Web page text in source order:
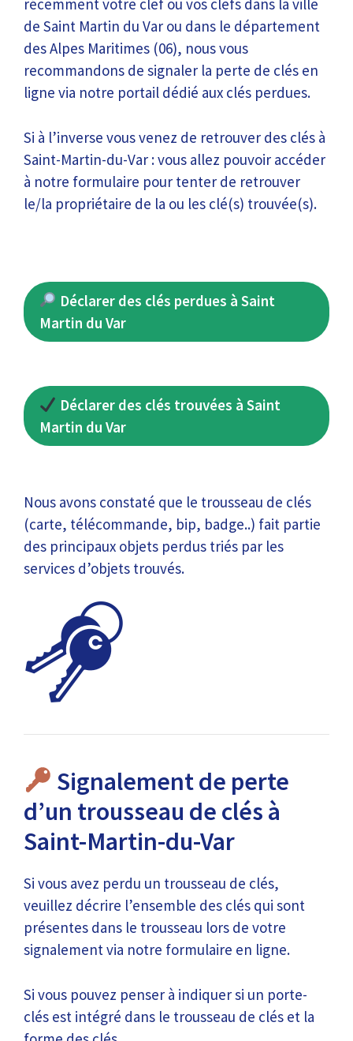
récemment votre clef ou vos clefs dans la ville
de Saint Martin du Var ou dans le département
des Alpes Maritimes (06), nous vous
recommandons de signaler la perte de clés en
ligne via notre portail dédié aux clés perdues.
Si à l’inverse vous venez de retrouver des clés à
Saint-Martin-du-Var : vous allez pouvoir accéder
à notre formulaire pour tenter de retrouver
le/la propriétaire de la ou les clé(s) trouvée(s).
Déclarer des clés perdues à Saint
Martin du Var
Déclarer des clés trouvées à Saint
Martin du Var
Nous avons constaté que le trousseau de clés
(carte, télécommande, bip, badge..) fait partie
des principaux objets perdus triés par les
services d’objets trouvés.
Signalement de perte
d’un trousseau de clés à
Saint-Martin-du-Var
Si vous avez perdu un trousseau de clés,
veuillez décrire l’ensemble des clés qui sont
présentes dans le trousseau lors de votre
signalement via notre formulaire en ligne.
Si vous pouvez penser à indiquer si un porte-
clés est intégré dans le trousseau de clés et la